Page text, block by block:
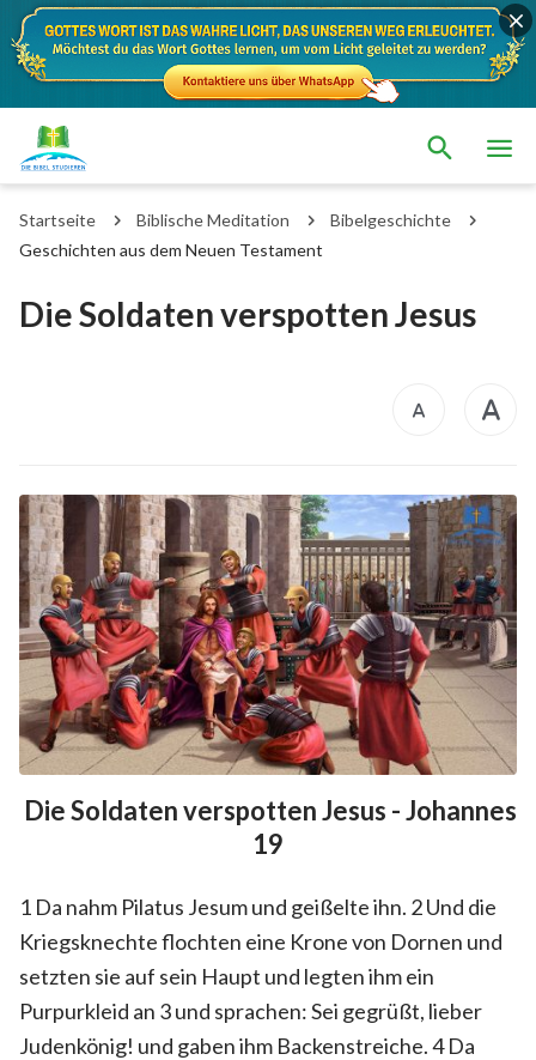
Startseite Biblische Meditation
Bibelgeschichte
Geschichten aus dem Neuen Testament
Die Soldaten verspotten Jesus
Die Soldaten verspotten Jesus - Johannes
19
1 Da nahm Pilatus Jesum und geißelte ihn. 2 Und die
Kriegsknechte flochten eine Krone von Dornen und
setzten sie auf sein Haupt und legten ihm ein
Purpurkleid an 3 und sprachen: Sei gegrüßt, lieber
Judenkönig! und gaben ihm Backenstreiche. 4 Da